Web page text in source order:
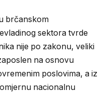
brčanskom
sektora tvrde
nije po zakonu, veliki
na osnovu
poslovima, a iz
nacionalnu